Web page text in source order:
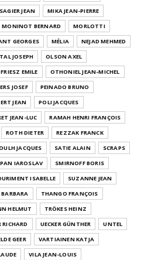
JEAN
MIKA JEAN-PIERRE
MONINOT BERNARD
MORLOTTI
GEORGES MÉLIA
NEJAD MEHMED
JOSEPH
OLSON AXEL
EMILE
OTHONIEL JEAN-MICHEL
JOSEF
PEINADO BRUNO
JEAN
POLI JACQUES
JEAN-LUC
RAMAH HENRI FRANÇOIS
ROTH DIETER
REZZAK FRANCK
JACQUES SATIE ALAIN
SCRAPS
IAROSLAV
SMIRNOFF BORIS
ISABELLE
SUZANNE JEAN
THANGO FRANÇOIS
HELMUT
TRÖKES HEINZ
RICHARD UECKER GÜNTHER
UNTEL
GEER
VARTIAINEN KATJA
VILA JEAN-LOUIS